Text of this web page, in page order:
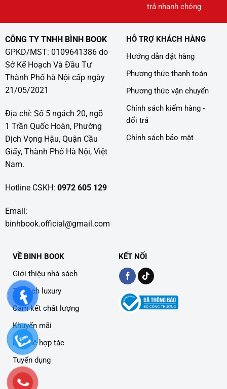
trả nhanh chóng
CÔNG TY TNHH BÌNH BOOK
GPKD/MST: 0109641386 do
Sở Kế Hoạch Và Đầu Tư
Thành Phố hà Nội cấp ngày
21/05/2021
Địa chỉ: Số 5 ngách 20, ngõ
1 Trần Quốc Hoàn, Phường
Dịch Vọng Hậu, Quận Cầu
Giấy, Thành Phố Hà Nội, Việt
Nam.
Hotline CSKH: 0972 605 129
Email:
binhbook.official@gmail.com
HỖ TRỢ KHÁCH HÀNG
Hướng dẫn đặt hàng
Phương thức thanh toán
Phương thức vận chuyển
Chính sách kiểm hàng -
đổi trả
Chính sách bảo mật
VỀ BINH BOOK
Giới thiệu nhà sách
Tủ sách luxury
Cam kết chất lượng
Khuyến mãi
Liên hệ hợp tác
Tuyển dụng
KẾT NỐI